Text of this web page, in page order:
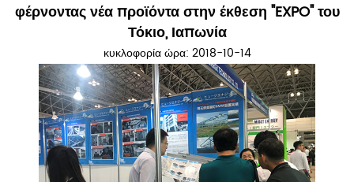
φέρνοντας νέα προϊόντα στην έκθεση "EXPO" του
Τόκιο, Ιαπωνία
κυκλοφορία ώρα: 2018-10-14